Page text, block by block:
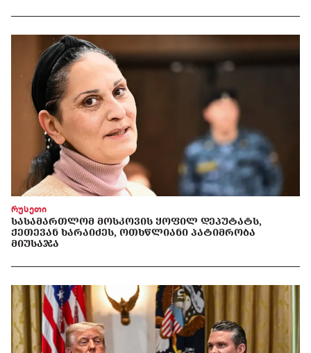
რუსეთი
ᲡᲐᲡᲐᲛᲐᲠᲗᲚᲝᲛ ᲛᲝᲡᲙᲝᲕᲘᲡ ᲧᲝᲤᲘᲚ ᲓᲔᲞᲣᲢᲐᲢᲡ,
ᲥᲔᲗᲔᲕᲐᲜ ᲮᲐᲠᲐᲘᲫᲔᲡ, ᲝᲗᲮᲬᲚᲘᲐᲜᲘ ᲞᲐᲢᲘᲛᲠᲝᲑᲐ
ᲛᲘᲣᲡᲐᲯᲐ